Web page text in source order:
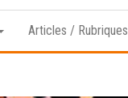
Articles / Rubriques